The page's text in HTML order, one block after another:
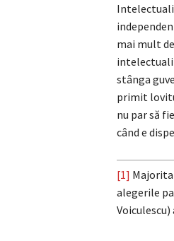
mai mult
stânga
primit
nu par să
când e
[1]
alegerile